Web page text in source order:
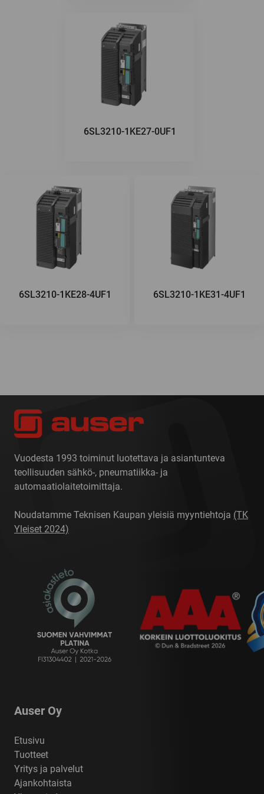
6SL3210-1KE27-0UF1
6SL3210-1KE28-4UF1 6SL3210-1KE31-4UF1
Vuodesta 1993 toiminut luotettava ja asiantunteva
teollisuuden sähkö-, pneumatiikka- ja
automaatiolaitetoimittaja.
Noudatamme Teknisen Kaupan yleisiä myyntiehtoja (TK
Yleiset 2024)
Auser Oy
Etusivu
Tuotteet
Yritys ja palvelut
Ajankohtaista